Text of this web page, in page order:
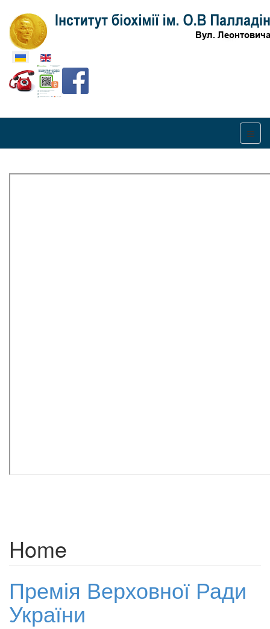
Оберіть свою мову
Home
Премія Верховної Ради
України